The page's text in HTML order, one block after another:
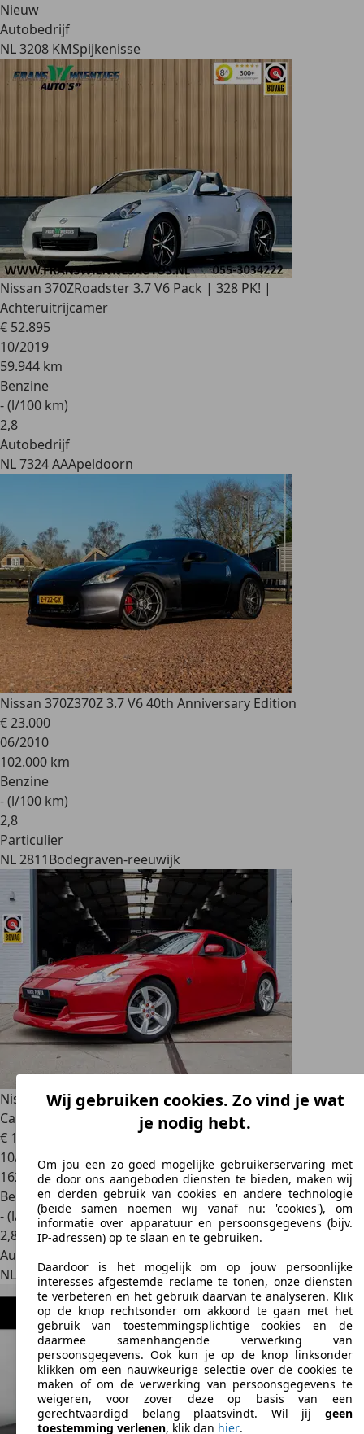
Nieuw
Autobedrijf
NL 3208 KMSpijkenisse
Nissan 370ZRoadster 3.7 V6 Pack | 328 PK! |
Achteruitrijcamer
€ 52.895
10/2019
59.944 km
Benzine
- (l/100 km)
2,8
Autobedrijf
NL 7324 AAApeldoorn
Nissan 370Z370Z 3.7 V6 40th Anniversary Edition
€ 23.000
06/2010
102.000 km
Benzine
- (l/100 km)
2,8
Particulier
NL 2811Bodegraven-reeuwijk
Nissan 370Z 3.7 V6 Fairlady Z34 NISMO *RHD | Bose |
Camera | K
€ 19.000
10/2009
162.864 km
Benzine
- (l/100 km)
2,8
Autobedrijf
NL 7102 DXWinterswijk
Wij gebruiken cookies. Zo vind je wat
je nodig hebt.
Om jou een zo goed mogelijke gebruikerservaring met
de door ons aangeboden diensten te bieden, maken wij
en derden gebruik van cookies en andere technologie
(beide samen noemen wij vanaf nu: 'cookies'), om
informatie over apparatuur en persoonsgegevens (bijv.
IP-adressen) op te slaan en te gebruiken.
Daardoor is het mogelijk om op jouw persoonlijke
interesses afgestemde reclame te tonen, onze diensten
te verbeteren en het gebruik daarvan te analyseren. Klik
op de knop rechtsonder om akkoord te gaan met het
gebruik van toestemmingsplichtige cookies en de
daarmee samenhangende verwerking van
persoonsgegevens. Ook kun je op de knop linksonder
klikken om een nauwkeurige selectie over de cookies te
maken of om de verwerking van persoonsgegevens te
weigeren, voor zover deze op basis van een
gerechtvaardigd belang plaatsvindt. Wil jij geen
toestemming verlenen, klik dan hier.